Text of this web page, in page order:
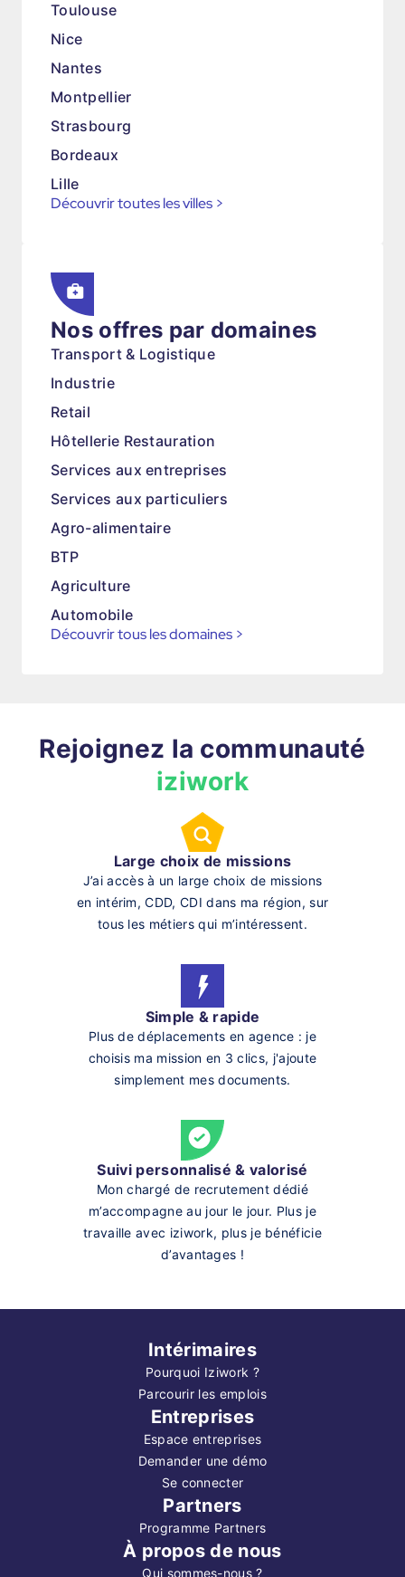
Toulouse
Nice
Nantes
Montpellier
Strasbourg
Bordeaux
Lille
Découvrir toutes les villes >
Nos offres par domaines
Transport & Logistique
Industrie
Retail
Hôtellerie Restauration
Services aux entreprises
Services aux particuliers
Agro-alimentaire
BTP
Agriculture
Automobile
Découvrir tous les domaines >
Rejoignez la communauté
iziwork
Large choix de missions
J’ai accès à un large choix de missions
en intérim, CDD, CDI dans ma région, sur
tous les métiers qui m’intéressent.
Simple & rapide
Plus de déplacements en agence : je
choisis ma mission en 3 clics, j'ajoute
simplement mes documents.
Suivi personnalisé & valorisé
Mon chargé de recrutement dédié
m’accompagne au jour le jour. Plus je
travaille avec iziwork, plus je bénéficie
d’avantages !
Intérimaires
Pourquoi Iziwork ?
Parcourir les emplois
Entreprises
Espace entreprises
Demander une démo
Se connecter
Partners
Programme Partners
À propos de nous
Qui sommes-nous ?